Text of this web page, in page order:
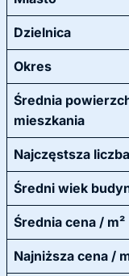
Dzielnica
Okres
Średnia
mieszkania
Najczęstsza
Średni wiek
Średnia cena / m²
Najniższa cena /